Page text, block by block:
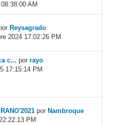
AM
Reysagrado
2024 17:02:26 PM
c... porrayo
17:15:14 PM
por Nambroque
PM